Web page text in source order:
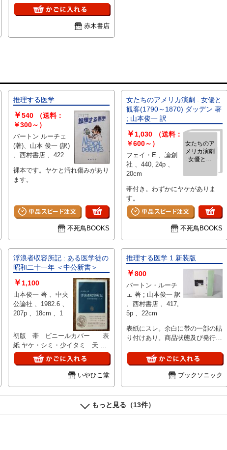
赤木書店
推理する医学
￥540
（送料：
￥300～）
バートン ルーチェ
(著)、山本 俊一 (訳)
、西村書店 、422
裸本です。ヤケと汚れ傷みがあり
ます。
不死鳥BOOKS
女たちのアメリカ演劇 : 女優と
観客(1790～1870) ダッデン 著
; 山本俊一 訳
女たちのア
メリカ演劇
: 女優と観
1870) ダッ
本俊一 訳
￥ 1,030
（送料：
￥600～）
フェイ・E 、論創
社 、440, 24p 、
20cm
帯付き。わずかにヤケがありま
す。
不死鳥BOOKS
浮浪者収容所記 : ある医学徒の
昭和二十一年 ＜中公新書＞
￥ 1,100
山本俊一 著 、中央
公論社 、1982.6 、
207p 、18cm 、1
初版 帯 ビニールカバー 表
紙 ヤケ・シミ・少イタミ 天 少
シミ 本文良好
いやひこ堂
推理する医学 1 新装版
￥800
バートン・ルーチ
ェ 著 ; 山本俊一 訳
、西村書店 、417,
5p 、22cm
表紙にスレ。余白に帯の一部の貼
り付けあり。商品状態及び発行年
ブックソニック
もっと見る（13件）